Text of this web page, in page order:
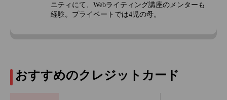
ニティにて、Webライティング講座のメンターも
経験。プライベートでは4児の母。
おすすめのクレジットカード